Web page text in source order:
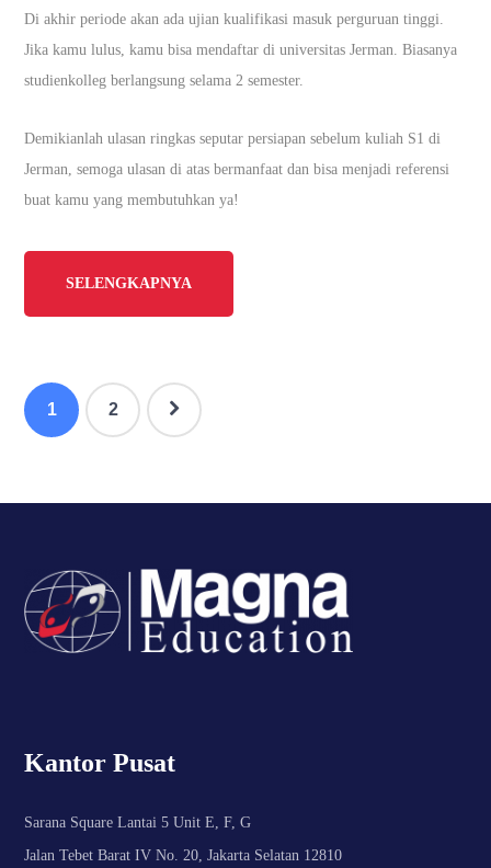
Di akhir periode akan ada ujian kualifikasi masuk perguruan tinggi.
Jika kamu lulus, kamu bisa mendaftar di universitas Jerman. Biasanya
studienkolleg berlangsung selama 2 semester.
Demikianlah ulasan ringkas seputar persiapan sebelum kuliah S1 di
Jerman, semoga ulasan di atas bermanfaat dan bisa menjadi referensi
buat kamu yang membutuhkan ya!
SELENGKAPNYA
1 2
Kantor Pusat
Sarana Square Lantai 5 Unit E, F, G
Jalan Tebet Barat IV No. 20, Jakarta Selatan 12810